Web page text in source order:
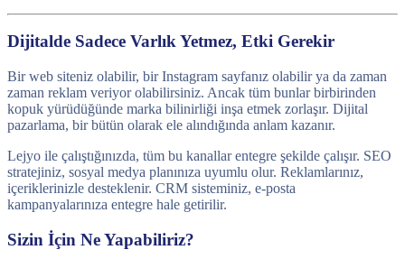
Dijitalde Sadece Varlık Yetmez, Etki Gerekir
Bir web siteniz olabilir, bir Instagram sayfanız olabilir ya da zaman
zaman reklam veriyor olabilirsiniz. Ancak tüm bunlar birbirinden
kopuk yürüdüğünde marka bilinirliği inşa etmek zorlaşır. Dijital
pazarlama, bir bütün olarak ele alındığında anlam kazanır.
Lejyo ile çalıştığınızda, tüm bu kanallar entegre şekilde çalışır. SEO
stratejiniz, sosyal medya planınıza uyumlu olur. Reklamlarınız,
içeriklerinizle desteklenir. CRM sisteminiz, e-posta
kampanyalarınıza entegre hale getirilir.
Sizin İçin Ne Yapabiliriz?